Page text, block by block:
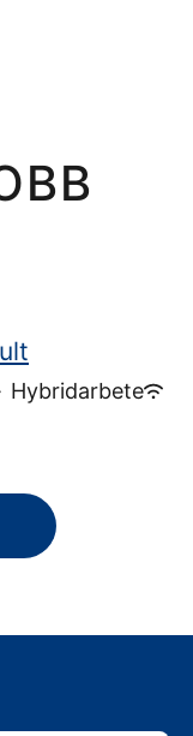
Hybridarbete